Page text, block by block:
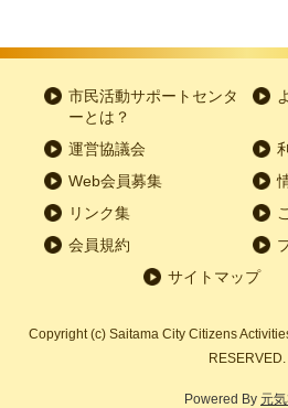
市民活動サポートセンタ
ーとは？
運営協議会
Web会員募集
リンク集
会員規約
サイトマップ
Copyright(c) Saitama City Citizens
RESERVED.
Powered By 元